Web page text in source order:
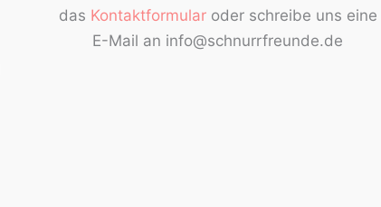
das Kontaktformularoder schreibe uns eine
E-Mail an info@schnurrfreunde.de